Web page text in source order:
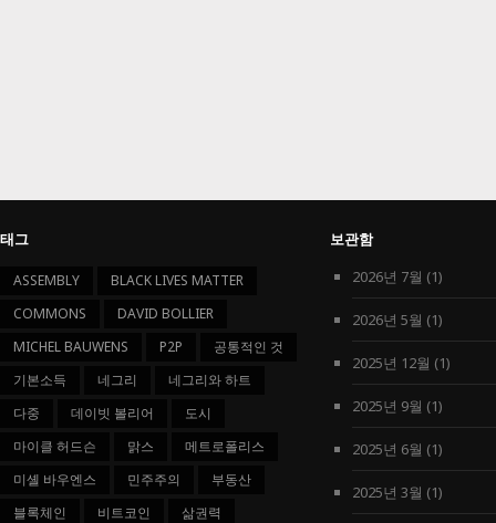
태그
ASSEMBLY
BLACK LIVES MATTER
COMMONS
DAVID BOLLIER
MICHEL BAUWENS
P2P
공통적인 것
기본소득
네그리
네그리와 하트
다중
데이빗 볼리어
도시
마이클 허드슨
맑스
메트로폴리스
미셸 바우엔스
민주주의
부동산
블록체인
비트코인
삶권력
보관함
2026년 7월 (1)
2026년 5월 (1)
2025년 12월 (1)
2025년 9월 (1)
2025년 6월 (1)
2025년 3월 (1)